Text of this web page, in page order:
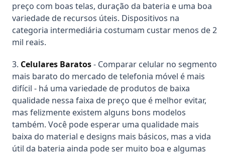
preço com boas telas, duração da bateria e uma boa
variedade de recursos úteis. Dispositivos na
categoria intermediária costumam custar menos de 2
mil reais.
Celulares Baratos- Comparar celular no segmento
mais barato do mercado de telefonia móvel é mais
difícil - há uma variedade de produtos de baixa
qualidade nessa faixa de preço que é melhor evitar,
mas felizmente existem alguns bons modelos
também. Você pode esperar uma qualidade mais
baixa do material e designs mais básicos, mas a vida
útil da bateria ainda pode ser muito boa e algumas